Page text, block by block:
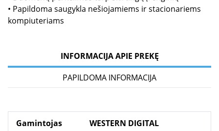
• Papildoma saugykla nešiojamiems ir stacionariems
kompiuteriams
INFORMACIJA APIE PREKĘ
PAPILDOMA INFORMACIJA
Gamintojas WESTERN DIGITAL